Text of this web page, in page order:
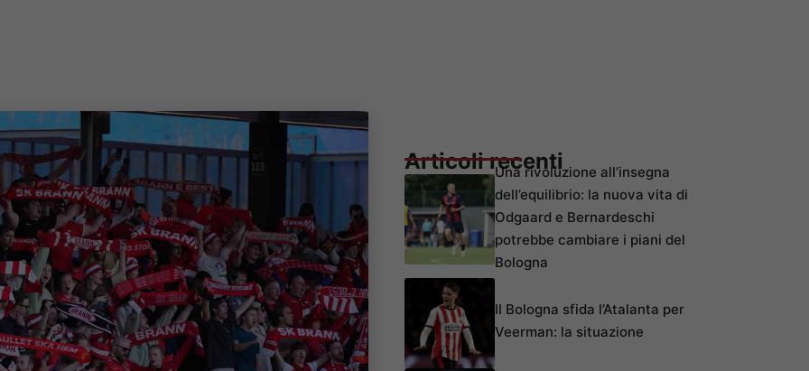
Articoli recentiUna rivoluzione all’insegna
dell’equilibrio: la nuova vita di
Odgaard e Bernardeschi
potrebbe cambiare i piani del
Bologna
Il Bologna sfida l’Atalanta per
Veerman: la situazione